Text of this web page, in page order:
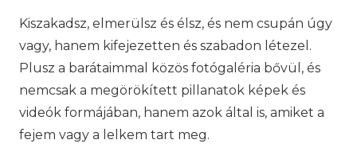
Kiszakadsz, elmerülsz és élsz, és nem csupán úgy
vagy, hanem kifejezetten és szabadon létezel.
Plusz a barátaimmal közös fotógaléria bővül, és
nemcsak a megörökített pillanatok képek és
videók formájában, hanem azok által is, amiket a
fejem vagy a lelkem tart meg.